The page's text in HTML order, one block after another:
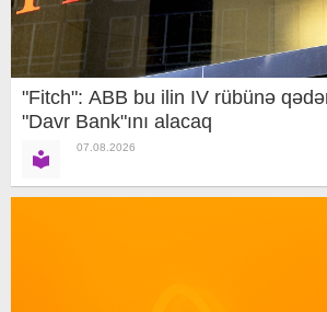
"Fitch": ABB bu ilin IV rübünə
"Davr Bank"ını alacaq
07.08.2026